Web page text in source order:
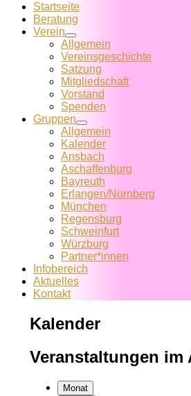
Startseite
Beratung
Verein
Allgemein
Vereins­geschichte
Satzung
Mitglied­schaft
Vorstand
Spenden
Gruppen
Allgemein
Kalender
Ansbach
Aschaffenburg
Bayreuth
Erlangen/Nürnberg
München
Regensburg
Schweinfurt
Würzburg
Partner*innen
Infobereich
Aktuelles
Kontakt
Kalender
Veranstaltungen im
Monat